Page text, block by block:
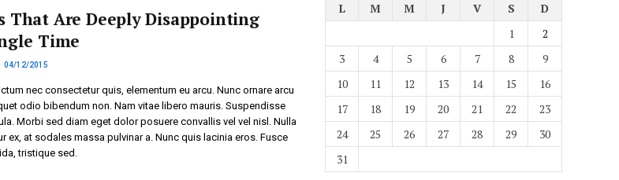
That Are Deeply Disappointing
Time
04/12/2015
nec consectetur quis, elementum eu arcu. Nunc ornare arcu
odio bibendum non. Nam vitae libero mauris. Suspendisse
Morbi sed diam eget dolor posuere convallis vel vel nisl. Nulla
ex, at sodales massa pulvinar a. Nunc quis lacinia eros. Fusce
tristique sed.
L
M M J V S
D
1
2
3
4 5 6 7 8
9
10
11 12 13 14 15
16
17
18 19 20 21 22
23
24
25 26 27 28 29
30
31